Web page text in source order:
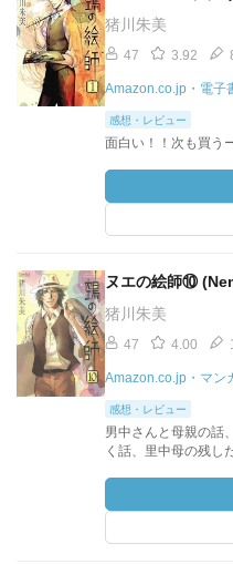
猪川朱美
47 3.92
Amazon.co.jp・電子
感想・レビュー
面白い！！次も買う
ヌエの絵師⑩
猪川朱美
47 4.00
Amazon.co.jp・マン
感想・レビュー
男中さんと母親の話
く話、里中母の残し